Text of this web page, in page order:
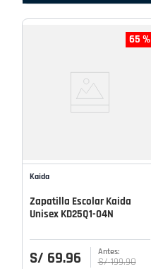
65 %
Kaida
Zapatilla Escolar Kaida
Unisex KD25Q1-04N
S/ 69.96 S/ 199.90